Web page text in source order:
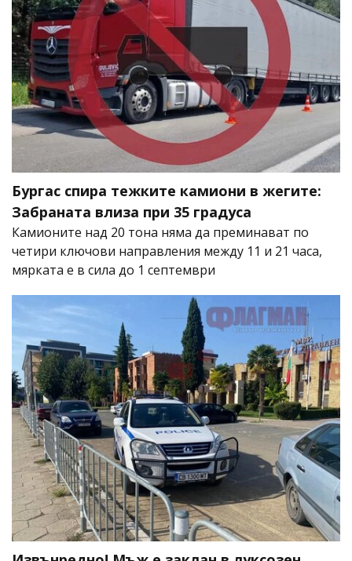
Бургас спира тежките камиони в жегите:
Забраната влиза при 35 градуса
Камионите над 20 тона няма да преминават по
четири ключови направления между 11 и 21 часа,
мярката е в сила до 1 септември